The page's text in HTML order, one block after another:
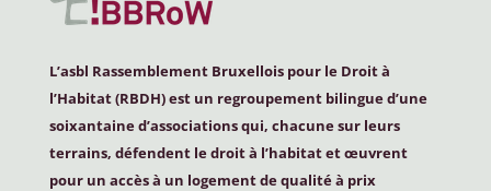
L’asbl Rassemblement Bruxellois pour le Droit à
l’Habitat (RBDH) est un regroupement bilingue d’une
soixantaine d’associations qui, chacune sur leurs
terrains, défendent le droit à l’habitat et œuvrent
pour un accès à un logement de qualité à prix